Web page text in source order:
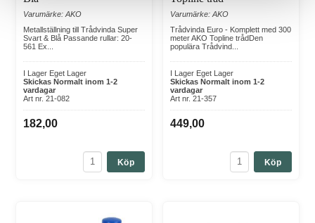
Varumärke: AKO
Metallställning till Trådvinda Super
Svart & Blå Passande rullar: 20-
561 Ex...
I Lager Eget Lager
Skickas Normalt inom 1-2
vardagar
Art nr. 21-082
182,00
Köp
Varumärke: AKO
Trådvinda Euro - Komplett med 300
meter AKO Topline trådDen
populära Trådvind...
I Lager Eget Lager
Skickas Normalt inom 1-2
vardagar
Art nr. 21-357
449,00
Köp